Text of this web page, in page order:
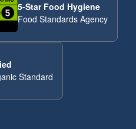
5-Star Food Hygiene
Food Standards Agency
Standard